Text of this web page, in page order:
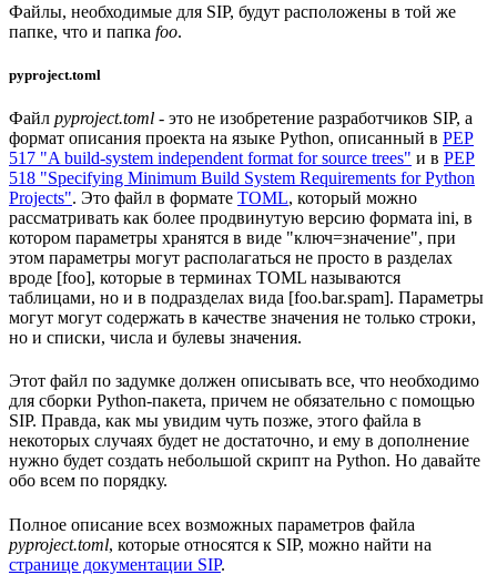
Файлы, необходимые для SIP, будут расположены в той же
папке, что и папка foo.
pyproject.toml
Файл pyproject.toml - это не изобретение разработчиков SIP, а
формат описания проекта на языке Python, описанный в PEP
517 "A build-system independent format for source trees" и в PEP
518 "Specifying Minimum Build System Requirements for Python
Projects". Это файл в формате TOML, который можно
рассматривать как более продвинутую версию формата ini, в
котором параметры хранятся в виде "ключ=значение", при
этом параметры могут располагаться не просто в разделах
вроде [foo], которые в терминах TOML называются
таблицами, но и в подразделах вида [foo.bar.spam]. Параметры
могут могут содержать в качестве значения не только строки,
но и списки, числа и булевы значения.
Этот файл по задумке должен описывать все, что необходимо
для сборки Python-пакета, причем не обязательно с помощью
SIP. Правда, как мы увидим чуть позже, этого файла в
некоторых случаях будет не достаточно, и ему в дополнение
нужно будет создать небольшой скрипт на Python. Но давайте
обо всем по порядку.
Полное описание всех возможных параметров файла
pyproject.toml, которые относятся к SIP, можно найти на
странице документации SIP.